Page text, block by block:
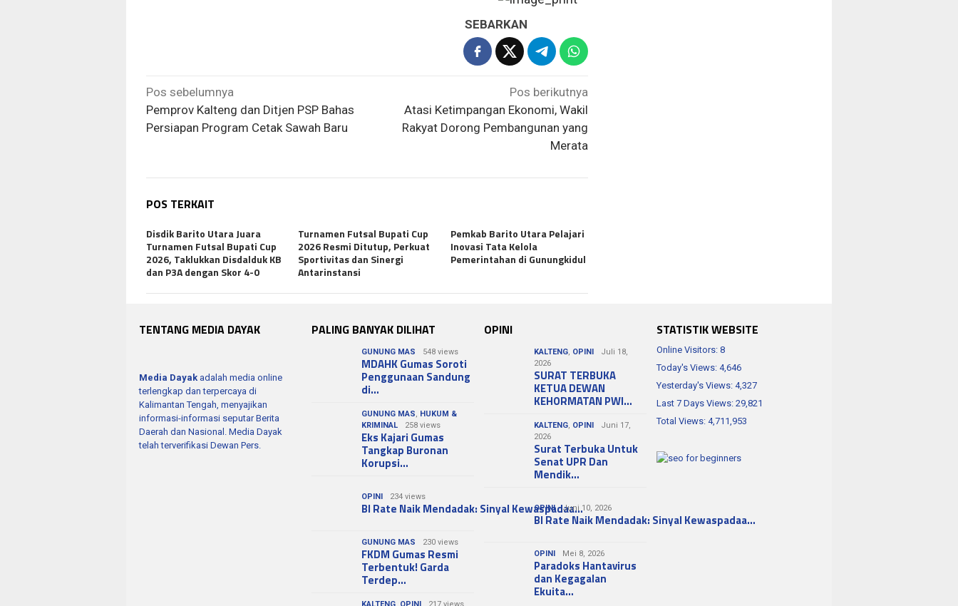
SEBARKAN
Navigasi
pos
Pos sebelumnya
Pemprov Kalteng dan Ditjen PSP Bahas
Persiapan Program Cetak Sawah Baru
Pos berikutnya
Atasi Ketimpangan Ekonomi, Wakil
Rakyat Dorong Pembangunan yang
Merata
POS TERKAIT
Disdik Barito Utara Juara
Turnamen Futsal Bupati Cup
2026, Taklukkan Disdalduk KB
dan P3A dengan Skor 4-0
Turnamen Futsal Bupati Cup
2026 Resmi Ditutup, Perkuat
Sportivitas dan Sinergi
Antarinstansi
Pemkab Barito Utara Pelajari
Inovasi Tata Kelola
Pemerintahan di Gunungkidul
TENTANG MEDIA DAYAK
Media Dayak adalah media online
terlengkap dan terpercaya di
Kalimantan Tengah, menyajikan
informasi-informasi seputar Berita
Daerah dan Nasional. Media Dayak
telah terverifikasi Dewan Pers.
PALING BANYAK DILIHAT
GUNUNG MAS 548 views
MDAHK Gumas Soroti
Penggunaan Sandung
di…
GUNUNG MAS
HUKUM &
KRIMINAL
258 views
Eks Kajari Gumas
Tangkap Buronan
Korupsi…
OPINI 234 views
BI Rate Naik Mendadak: Sinyal Kewaspadaa…
GUNUNG MAS 230 views
FKDM Gumas Resmi
Terbentuk! Garda
Terdep…
KALTENG OPINI 217 views
OPINI
KALTENG OPINI
Juli 18,
2026
SURAT TERBUKA
KETUA DEWAN
KEHORMATAN PWI…
KALTENG OPINI
Juni 17,
2026
Surat Terbuka Untuk
Senat UPR Dan
Mendik…
OPINI Juni 10, 2026
BI Rate Naik Mendadak: Sinyal Kewaspadaa…
OPINI Mei 8, 2026
Paradoks Hantavirus
dan Kegagalan
Ekuita…
STATISTIK WEBSITE
Online Visitors: 8
Today's Views: 4,646
Yesterday's Views: 4,327
Last 7 Days Views: 29,821
Total Views: 4,711,953